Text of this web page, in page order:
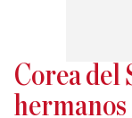
Corea del
hermanos